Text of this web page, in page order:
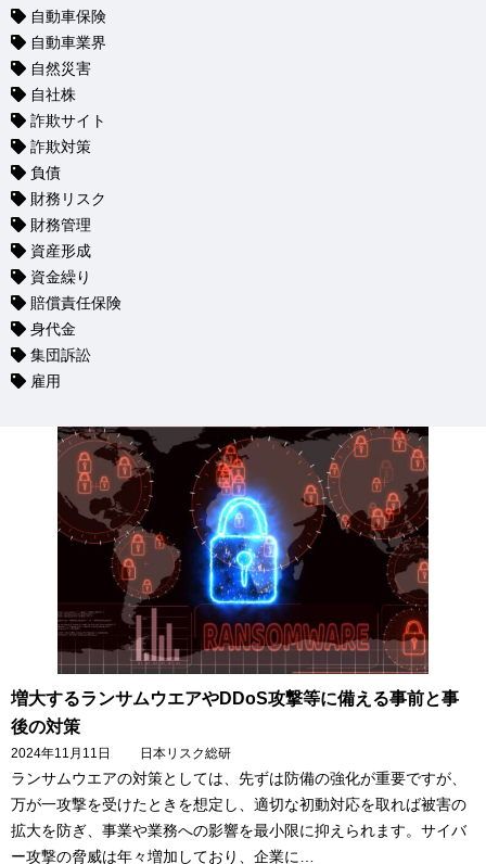
自動車保険
自動車業界
自然災害
自社株
詐欺サイト
詐欺対策
負債
財務リスク
財務管理
資産形成
資金繰り
賠償責任保険
身代金
集団訴訟
雇用
増大するランサムウエアやDDoS攻撃等に備える事前と事
後の対策
2024年11月11日 日本リスク総研
ランサムウエアの対策としては、先ずは防備の強化が重要ですが、
万が一攻撃を受けたときを想定し、適切な初動対応を取れば被害の
拡大を防ぎ、事業や業務への影響を最小限に抑えられます。サイバ
ー攻撃の脅威は年々増加しており、企業に…